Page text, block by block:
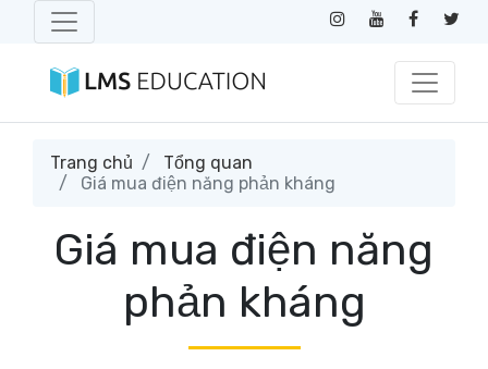
Trang chủ
Tổng quan
Giá mua điện năng phản kháng
Giá mua điện năng
phản kháng